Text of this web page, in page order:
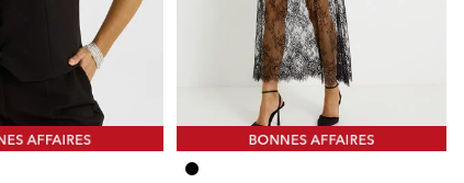
Image précédente
Image suivante